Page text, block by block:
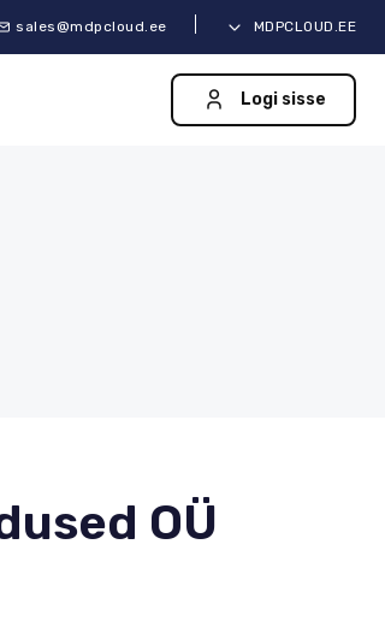
sales@mdpcloud.ee MDPCLOUD.EE
Logi sisse
OÜ